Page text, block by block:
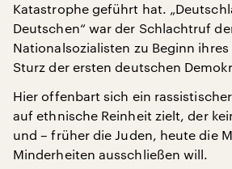
Katastrophe geführt hat.
Deutschen“ war der Schlachtruf
Nationalsozialisten zu Beginn
Sturz der ersten deutschen
Hier offenbart sich ein
auf ethnische Reinheit zielt, der
und – früher die Juden, heute die
Minderheiten ausschließen will.